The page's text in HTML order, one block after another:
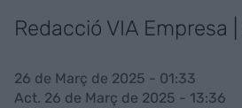
Redacció VIA Empresa |
26 de Març de 2025 - 01:33
Act. 26 de Març de 2025 - 13:36